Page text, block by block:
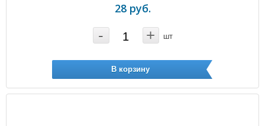
28 руб.
- + шт
В корзину